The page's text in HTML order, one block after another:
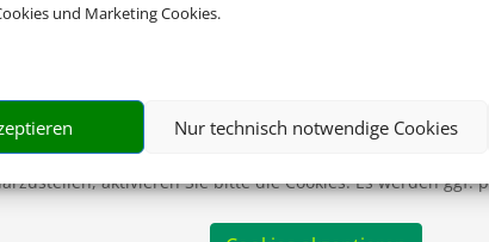
und Marketing Cookies.
Nur technisch notwendige Cookies
Wir brauchen Ihre
aktivieren Sie bitte die Cookies. Es werden ggf.